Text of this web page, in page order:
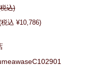
込)
税込 ¥10,786)